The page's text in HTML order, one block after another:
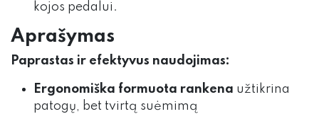
kojos pedalui.
Aprašymas
Paprastas ir efektyvus naudojimas:
Ergonomiška formuota rankena užtikrina
patogų, bet tvirtą suėmimą